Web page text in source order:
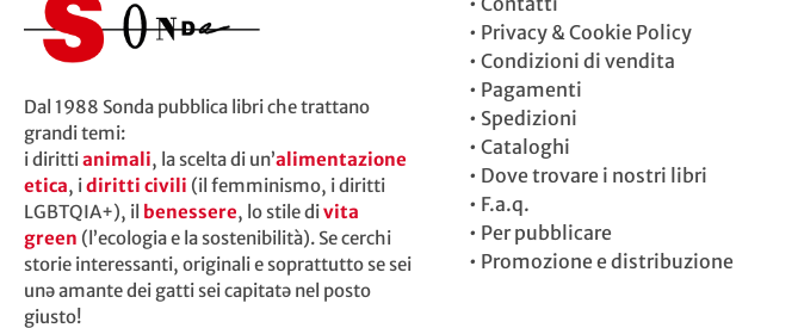
Dal 1988 Sonda pubblica libri che trattano
grandi temi:
i dirittianimali, la scelta di un’alimentazione
etica, idiritti civili (il femminismo, i diritti
LGBTQIA+), il benessere, lo stile divita
green (l’ecologia e la sostenibilità). Se cerchi
storie interessanti, originali e soprattutto se sei
unə amante dei gatti sei capitatə nel posto
giusto!
• Privacy & Cookie Policy
•Condizioni di vendita
• Pagamenti
• Spedizioni
•Cataloghi
• Dove trovare i nostri libri
• F.a.q.
• Per pubblicare
• Promozione e distribuzione